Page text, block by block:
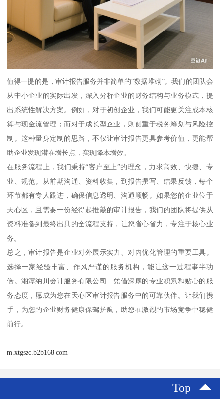
值得一提的是，审计报告服务并非简单的“数据堆砌”。我们的团队会
从中小企业的实际出发，深入分析企业的财务结构与业务模式，提
出系统性解决方案。例如，对于初创企业，我们可能更关注成本核
算与现金流管理；而对于成长型企业，则侧重于税务筹划与风险控
制。这种量身定制的思路，不仅让审计报告更具参考价值，更能帮
助企业发现潜在增长点，实现降本增效。
在服务流程上，我们秉持“客户至上”的理念，力求高效、快捷、专
业、规范。从前期沟通、资料收集，到报告撰写、结果反馈，每个
环节都有专人跟进，确保信息透明、沟通顺畅。如果您的企业位于
天心区，且需要一份经得起推敲的审计报告，我们的团队将提供从
资料准备到最终出具的全流程支持，让您省心省力，专注于核心业
务。
总之，审计报告是企业对外展示实力、对内优化管理的重要工具。
选择一家经验丰富、作风严谨的服务机构，能让这一过程事半功
倍。湘潭纳川会计服务有限公司，凭借深厚的专业积累和贴心的服
务态度，愿成为您在天心区审计报告服务中的可靠伙伴。让我们携
手，为您的企业财务健康保驾护航，助您在激烈的市场竞争中稳健
前行。
m.xtgszc.b2b168.com
Top